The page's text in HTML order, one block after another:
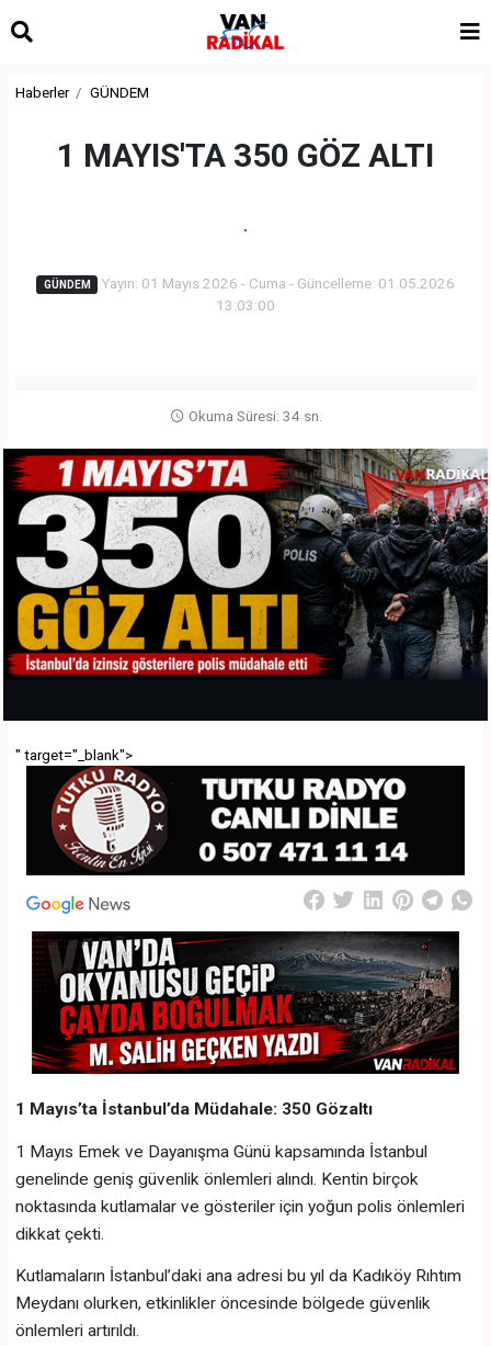
Haberler GÜNDEM
1 MAYIS'TA 350 GÖZ ALTI
.
GÜNDEM
Yayın: 01 Mayıs 2026 - Cuma - Güncelleme: 01.05.2026
13:03:00
Okuma Süresi: 34 sn.
" target="_blank">
1 Mayıs’ta İstanbul’da Müdahale: 350 Gözaltı
1 Mayıs Emek ve Dayanışma Günü kapsamında İstanbul
genelinde geniş güvenlik önlemleri alındı. Kentin birçok
noktasında kutlamalar ve gösteriler için yoğun polis önlemleri
dikkat çekti.
Kutlamaların İstanbul’daki ana adresi bu yıl da Kadıköy Rıhtım
Meydanı olurken, etkinlikler öncesinde bölgede güvenlik
önlemleri artırıldı.